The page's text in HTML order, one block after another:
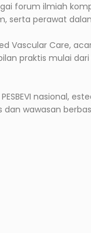
forum ilmiah
serta perawat
Vascular Care,
praktis mulai
nasional,
wawasan